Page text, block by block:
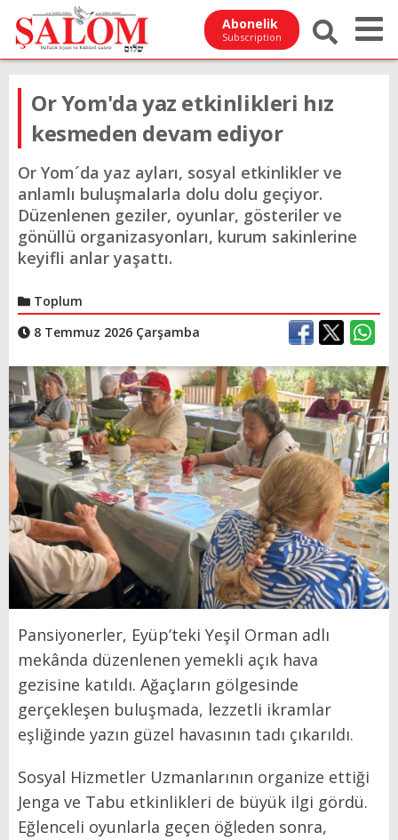
Abonelik
Subscription
Or Yom'da yaz etkinlikleri hız
kesmeden devam ediyor
Or Yom´da yaz ayları, sosyal etkinlikler ve
anlamlı buluşmalarla dolu dolu geçiyor.
Düzenlenen geziler, oyunlar, gösteriler ve
gönüllü organizasyonları, kurum sakinlerine
keyifli anlar yaşattı.
Toplum
8 Temmuz 2026 Çarşamba
Pansiyonerler, Eyüp’teki Yeşil Orman adlı
mekânda düzenlenen yemekli açık hava
gezisine katıldı. Ağaçların gölgesinde
gerçekleşen buluşmada, lezzetli ikramlar
eşliğinde yazın güzel havasının tadı çıkarıldı.
Sosyal Hizmetler Uzmanlarının organize ettiği
Jenga ve Tabu etkinlikleri de büyük ilgi gördü.
Eğlenceli oyunlarla geçen öğleden sonra,